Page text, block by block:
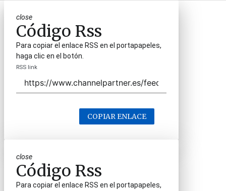
close
Código Rss
Para copiar el enlace RSS en el portapapeles,
haga clic en el botón.
RSS link
COPIAR ENLACE
close
Código Rss
Para copiar el enlace RSS en el portapapeles,